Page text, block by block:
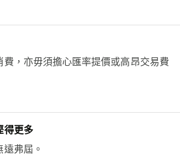
費，亦毋須擔心匯率提價或高昂交易費
得更多
弗屆。